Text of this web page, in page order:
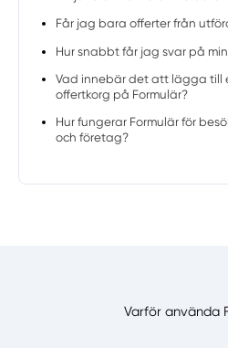
Får jag bara offerter från
Hur snabbt får jag svar på
Vad innebär det att lägga till
offertkorg på Formulär?
Hur fungerar Formulär för
och företag?
Varför använda